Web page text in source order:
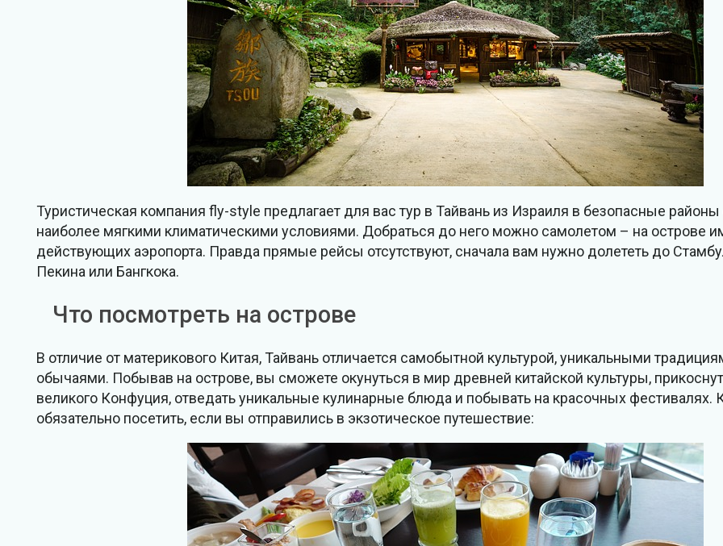
Туристическая компания fly-style предлагает для вас тур в Тайвань из Израиля в безопасные районы
наиболее мягкими климатическими условиями. Добраться до него можно самолетом – на острове
действующих аэропорта. Правда прямые рейсы отсутствуют, сначала вам нужно долететь до
Пекина или Бангкока.
Что посмотреть на острове
В отличие от материкового Китая, Тайвань отличается самобытной культурой, уникальными
обычаями. Побывав на острове, вы сможете окунуться в мир древней китайской культуры,
великого Конфуция, отведать уникальные кулинарные блюда и побывать на красочных фестивалях.
обязательно посетить, если вы отправились в экзотическое путешествие: